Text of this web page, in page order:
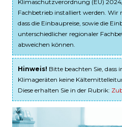
Klimaschutzverordnung (EU)
Fachbetrieb installiert werden. Wir
dass die Einbaupreise, sowie die
unterschiedlicher regionaler
abweichen können.
Hinweis! Bitte beachten Sie,
Klimageräten keine
Diese erhalten Sie in der Rubrik: